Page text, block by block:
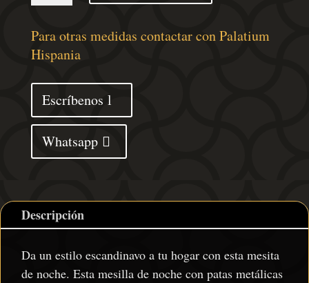
con
patas
metal
roble
ahumado
40x30x50
cm
Para otras medidas contactar con Palatium
Hispania
Escríbenos
Whatsapp
Descripción
Da un estilo escandinavo a tu hogar con esta mesita
de noche. Esta mesilla de noche con patas metálicas